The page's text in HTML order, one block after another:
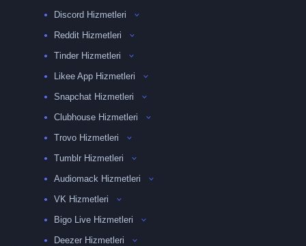
Discord Hizmetleri
Reddit Hizmetleri
Tinder Hizmetleri
Likee App Hizmetleri
Snapchat Hizmetleri
Clubhouse Hizmetleri
Trovo Hizmetleri
Tumblr Hizmetleri
Audiomack Hizmetleri
VK Hizmetleri
Bigo Live Hizmetleri
Deezer Hizmetleri